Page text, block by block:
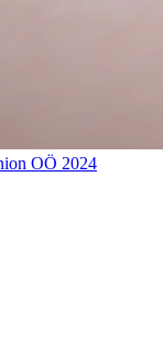
OÖ 2024